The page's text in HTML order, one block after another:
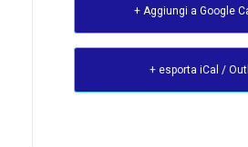
+ Aggiungi a Google
+ esporta iCal /